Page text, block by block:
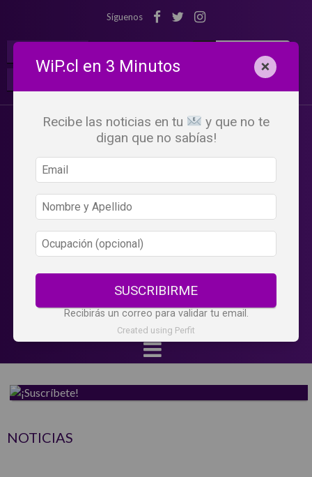
Síguenos
NOTICIAS
WiP.cl en 3 Minutos ×
Recibe las noticias en tu
y que no te
digan que no sabías!
SUSCRIBIRME
Recibirás un correo para validar tu email.
Created using Perfit